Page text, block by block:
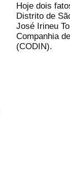
Hoje dois
Distrito de
José Irineu
Companhia
(CODIN).